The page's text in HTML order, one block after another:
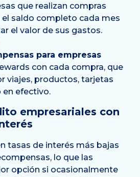
que realizan compras
saldo completo cada mes
el valor de sus gastos.
para empresas
con cada compra, que
viajes, productos, tarjetas
en efectivo.
empresariales con
tasas de interés más bajas
lo que las
opción si ocasionalmente